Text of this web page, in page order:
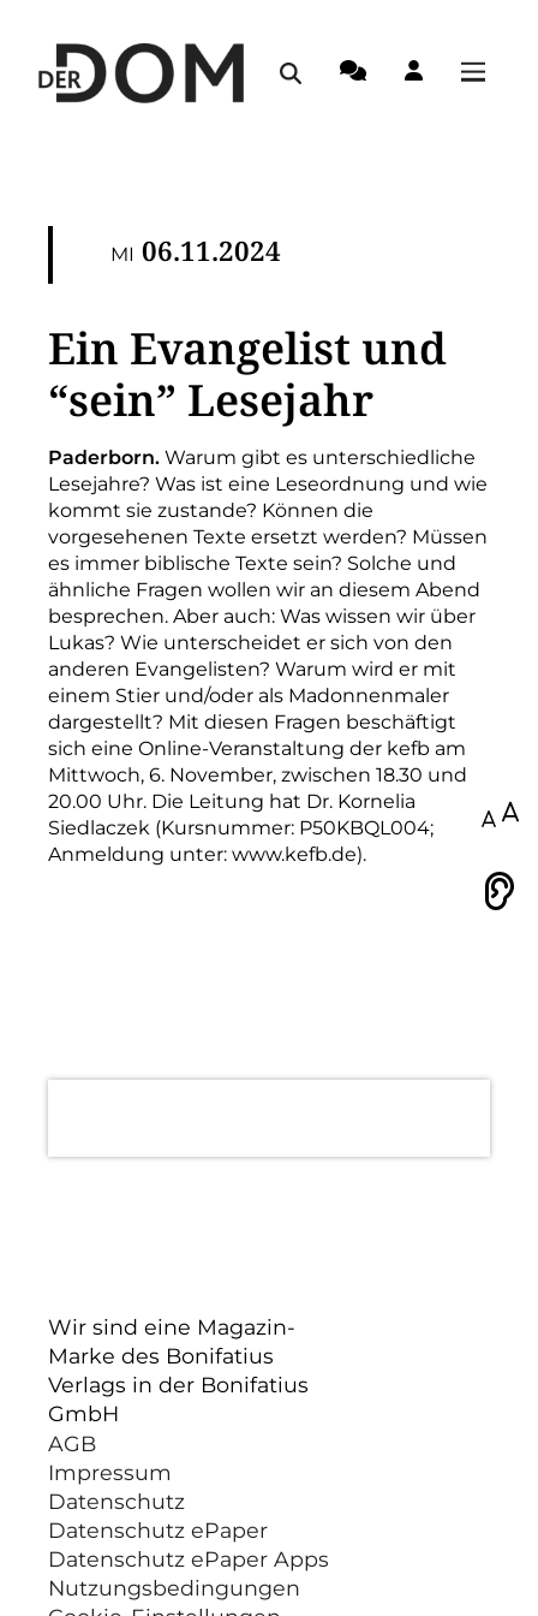
MI 06.11.2024
Ein Evangelist und
“sein” Lesejahr
Paderborn. Warum gibt es unterschiedliche
Lesejahre? Was ist eine Leseordnung und wie
kommt sie zustande? Können die
vorgesehenen Texte ersetzt werden? Müssen
es immer biblische Texte sein? Solche und
ähnliche Fragen wollen wir an diesem Abend
besprechen. Aber auch: Was wissen wir über
Lukas? Wie unterscheidet er sich von den
anderen Evangelisten? Warum wird er mit
einem Stier und/oder als Madonnenmaler
dargestellt? Mit diesen Fragen beschäftigt
sich eine Online-Veranstaltung der kefb am
Mittwoch, 6. November, zwischen 18.30 und
20.00 Uhr. Die Leitung hat Dr. Kornelia
Siedlaczek (Kursnummer: P50KBQL004;
Anmeldung unter: www.kefb.de).
Wir sind eine Magazin-
Marke des Bonifatius
Verlags in der Bonifatius
GmbH
AGB
Impressum
Datenschutz
Datenschutz ePaper
Datenschutz ePaper Apps
Nutzungsbedingungen
100